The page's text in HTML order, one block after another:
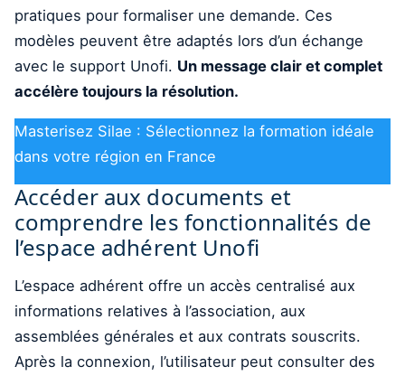
pratiques pour formaliser une demande. Ces
modèles peuvent être adaptés lors d’un échange
avec le support Unofi. Un message clair et complet
accélère toujours la résolution.
Masterisez Silae : Sélectionnez la formation idéale
dans votre région en France
Accéder aux documents et
comprendre les fonctionnalités de
l’espace adhérent Unofi
L’espace adhérent offre un accès centralisé aux
informations relatives à l’association, aux
assemblées générales et aux contrats souscrits.
Après la connexion, l’utilisateur peut consulter des